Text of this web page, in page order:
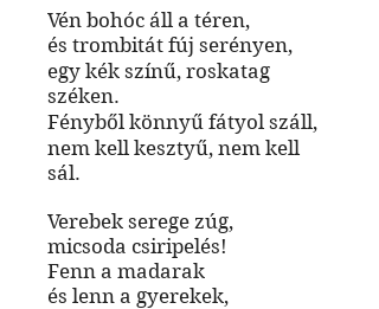
Vén bohóc áll a téren,
és trombitát fúj serényen,
egy kék színű, roskatag
széken.
Fényből könnyű fátyol száll,
nem kell kesztyű, nem kell
sál.
Verebek serege zúg,
micsoda csiripelés!
Fenn a madarak
és lenn a gyerekek,